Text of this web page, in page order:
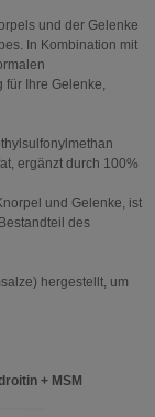
und der Gelenke
In Kombination mit
für Ihre Gelenke,
ergänzt durch 100%
und Gelenke, ist
des
hergestellt, um
+ MSM